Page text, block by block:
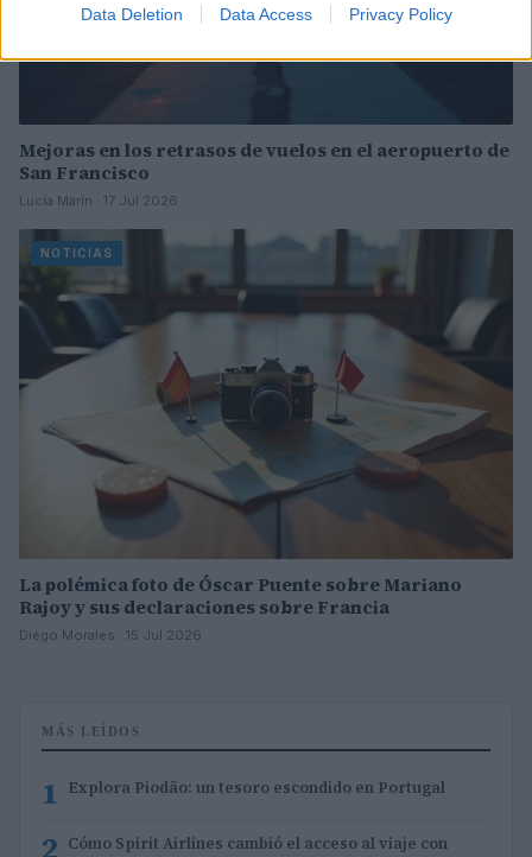
Data Deletion Data Access Privacy Policy
Mejoras en los retrasos de vuelos en el aeropuerto de
San Francisco
Lucía Marín · 17 Jul 2026
NOTICIAS
La polémica foto de Óscar Puente sobre Mariano
Rajoy y sus declaraciones sobre Francia
Diego Morales · 15 Jul 2026
MÁS LEÍDOS
1 Explora Piodão: un tesoro escondido en Portugal
2 Cómo Spirit Airlines cambió el acceso al viaje con